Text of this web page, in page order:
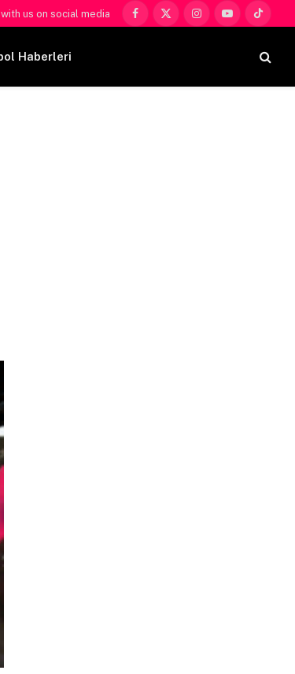
us on social media
Facebook
X
InstagramYouTubeTikTok
Haberleri